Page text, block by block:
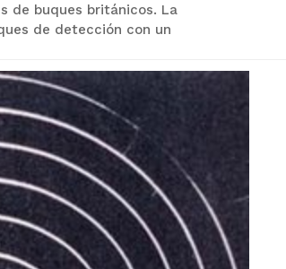
de buques británicos. La
de detección con un